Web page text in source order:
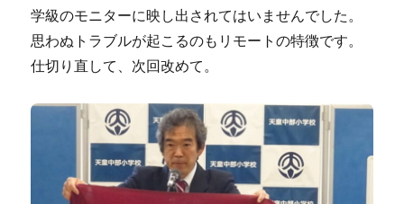
学級のモニターに映し出されてはいませんでした。
思わぬトラブルが起こるのもリモートの特徴です。
仕切り直して、次回改めて。